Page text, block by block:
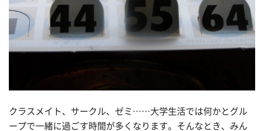
クラスメイト、サークル、ゼミ……大学生活では何かとグル
ープで一緒に過ごす時間が多くなります。そんなとき、みん